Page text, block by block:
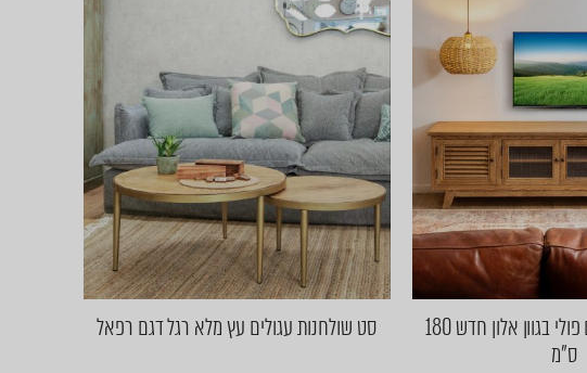
שידת טלוויזיה דגם פולי בגוון אלון חדש 180
ס"מ
סט שולחנות עגולים עץ מלא רגל דגם רפאל